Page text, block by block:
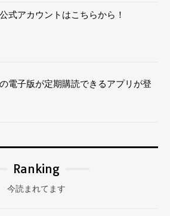
式アカウントはこちらから！
電子版が定期購読できるアプリが登
Ranking
今読まれてます